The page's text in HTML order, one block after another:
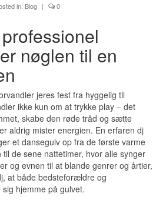
in: Blog | 0
nøglen til en
jeres fest fra hyggelig til
ikke kun om at trykke play – det
skabe den røde tråd og sætte
aldrig mister energien. En erfaren dj
et dansegulv op fra de første varme
de sene nattetimer, hvor alle synger
og evnen til at blande genrer og årtier,
at både bedsteforældre og
hjemme på gulvet.